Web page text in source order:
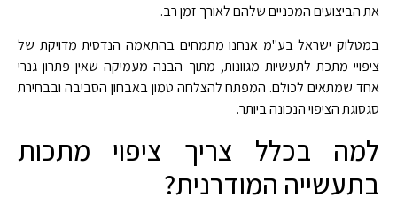
את הביצועים המכניים שלהם לאורך זמן רב.
במטלוק ישראל בע"מ אנחנו מתמחים בהתאמה הנדסית מדויקת של
ציפויי מתכת לתעשיות מגוונות, מתוך הבנה מעמיקה שאין פתרון גנרי
אחד שמתאים לכולם. המפתח להצלחה טמון באבחון הסביבה ובבחירת
סגסוגת הציפוי הנכונה ביותר.
למה בכלל צריך ציפוי מתכות
בתעשייה המודרנית?